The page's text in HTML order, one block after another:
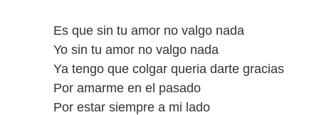
Es que sin tu amor no valgo nada
Yo sin tu amor no valgo nada
Ya tengo que colgar queria darte gracias
Por amarme en el pasado
Por estar siempre a mi lado